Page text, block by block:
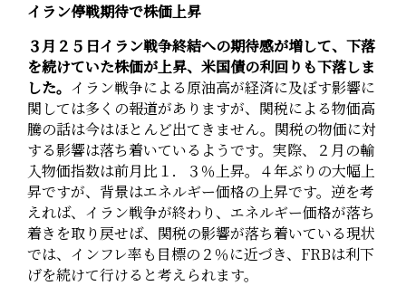
イラン停戦期待で株価上昇
３月２５日イラン戦争終結への期待感が増して、下落
を続けていた株価が上昇、米国債の利回りも下落しま
した。 イラン戦争による原油高が経済に及ぼす影響に
関しては多くの報道がありますが、関税による物価高
騰の話は今はほとんど出てきません。関税の物価に対
する影響は落ち着いているようです。実際、２月の輸
入物価指数は前月比１．３％上昇。４年ぶりの大幅上
昇ですが、背景はエネルギー価格の上昇です。逆を考
えれば、イラン戦争が終わり、エネルギー価格が落ち
着きを取り戻せば、関税の影響が落ち着いている現状
では、インフレ率も目標の２％に近づき、FRBは利下
げを続けて行けると考えられます。